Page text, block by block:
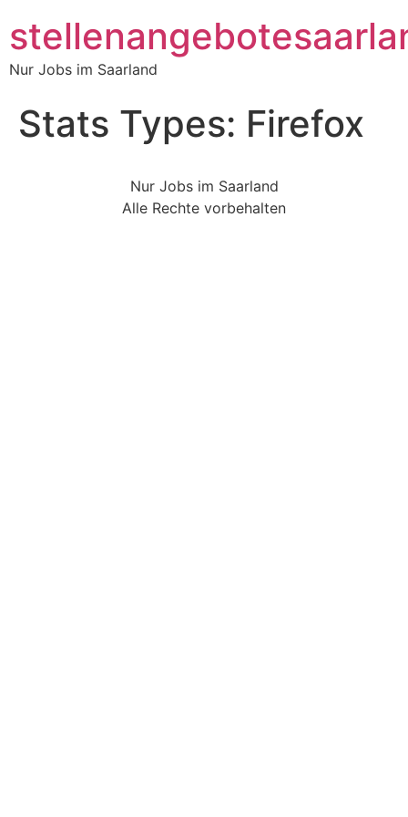
Nur Jobs im Saarland
Stats Types: Firefox
Nur Jobs im Saarland
Alle Rechte vorbehalten